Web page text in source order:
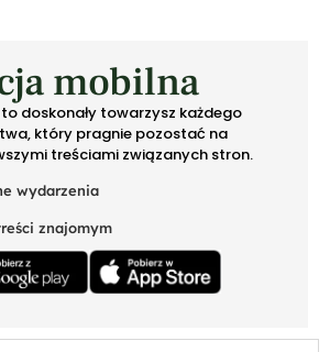
mobilna
doskonały towarzysz każdego
który pragnie pozostać na
treściami związanych stron.
wydarzenia
znajomym